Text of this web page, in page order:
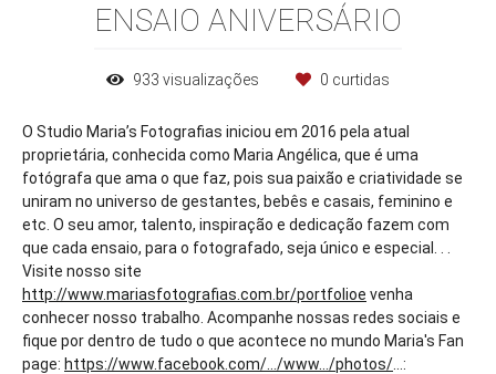
ENSAIO ANIVERSÁRIO
933 visualizações 0 curtidas
O Studio Maria’s Fotografias iniciou em 2016 pela atual
proprietária, conhecida como Maria Angélica, que é uma
fotógrafa que ama o que faz, pois sua paixão e criatividade se
uniram no universo de gestantes, bebês e casais, feminino e
etc. O seu amor, talento, inspiração e dedicação fazem com
que cada ensaio, para o fotografado, seja único e especial. . .
Visite nosso site
http://www.mariasfotografias.com.br/portfolioe venha
conhecer nosso trabalho. Acompanhe nossas redes sociais e
fique por dentro de tudo o que acontece no mundo Maria's Fan
page: https://www.facebook.com/.../www.../photos/ ...: